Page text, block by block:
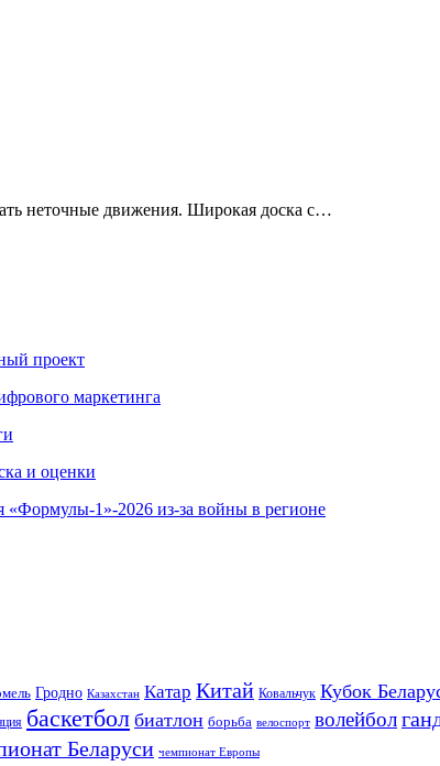
неточные движения. Широкая доска с…
проект
маркетинга
и оценки
«Формулы-1»-2026 из-за войны в регионе
Гродно Казахстан Катар Китай Ковальчук Кубок
баскетбол биатлон борьба велоспорт волейбол
Беларуси чемпионат Европы